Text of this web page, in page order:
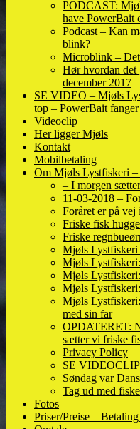
PODCAST:
have PowerBait
Podcast – Kan
blink?
Microblink –
Hør hvordan
december 2017
SE VIDEO – Mjøls
top – PowerBait
Videoclip
Her ligger Mjøls
Kontakt
Mobilbetaling
Om Mjøls Lystfiskeri –
– I morgen
11-03-2018 –
Foråret er på
Friske fisk
Friske
Mjøls Lystfiskeri
Mjøls
Mjøls
Mjøls
Mjøls
med sin far
OPDATERET:
sætter vi friske
Privacy Policy
SE
Søndag var
Tag ud med
Fotos
Priser/Preise –